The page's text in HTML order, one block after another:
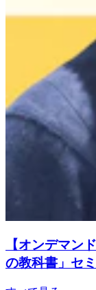
【オンデマン
の教科書」セ